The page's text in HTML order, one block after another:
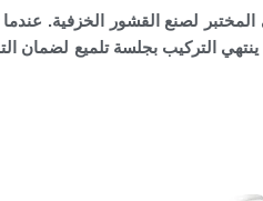
لصنع القشور الخزفية.
التركيب بجلسة تلميع لضمان